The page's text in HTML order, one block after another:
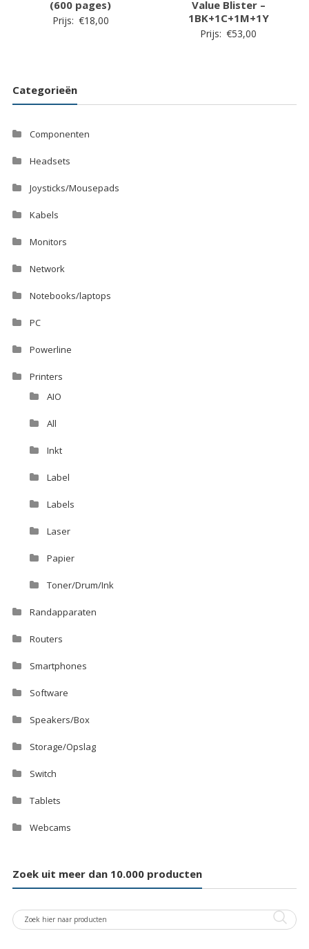
(600 pages)
Prijs: €18,00
Value Blister –
1BK+1C+1M+1Y
Prijs: €53,00
Categorieën
Componenten
Headsets
Joysticks/Mousepads
Kabels
Monitors
Network
Notebooks/laptops
PC
Powerline
Printers
AIO
All
Inkt
Label
Labels
Laser
Papier
Toner/Drum/Ink
Randapparaten
Routers
Smartphones
Software
Speakers/Box
Storage/Opslag
Switch
Tablets
Webcams
Zoek uit meer dan 10.000 producten